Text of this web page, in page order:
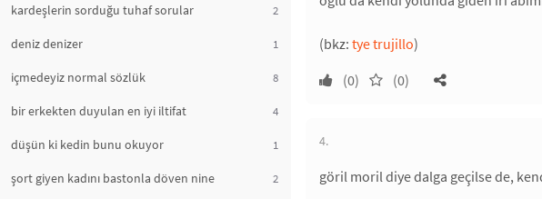
kardeşlerin sorduğu tuhaf sorular 2
deniz denizer 1
içmedeyiz normal sözlük 8
bir erkekten duyulan en iyi iltifat 4
düşün ki kedin bunu okuyor 1
şort giyen kadını bastonla döven nine 2
(bkz: tye trujillo)
(0)
(0)
4.
göril moril diye dalga geçilse de,